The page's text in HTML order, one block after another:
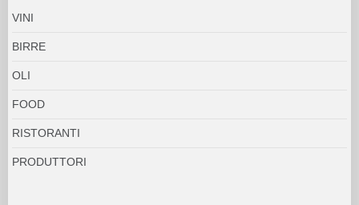
VINI
BIRRE
OLI
FOOD
RISTORANTI
PRODUTTORI